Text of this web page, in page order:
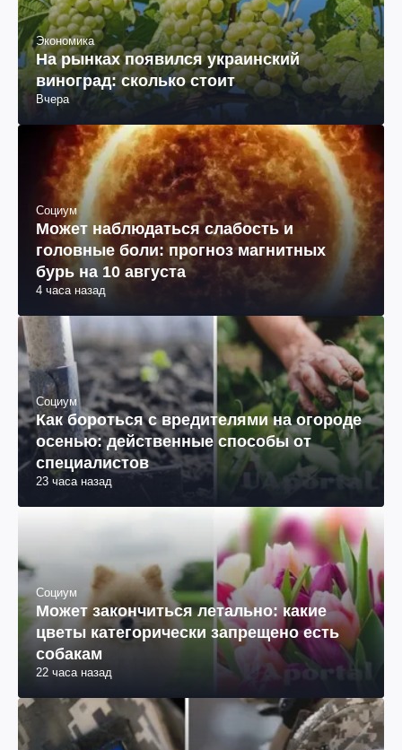
Экономика
На рынках появился украинский
виноград: сколько стоит
Вчера
Социум
Может наблюдаться слабость и
головные боли: прогноз магнитных
бурь на 10 августа
4 часа назад
Социум
Как бороться с вредителями на огороде
осенью: действенные способы от
специалистов
23 часа назад
Социум
Может закончиться летально: какие
цветы категорически запрещено есть
собакам
22 часа назад